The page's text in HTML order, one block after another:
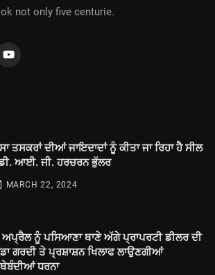
not only five centurie.
ਤਸਕਰਾਂ ਦੀਆਂ ਜਾਇਦਾਦਾਂ ਨੂੰ ਕੀਤਾ ਜਾ ਰਿਹਾ ਹੈ ਸੀਲ
ਆਈ. ਜੀ. ਹਰਚਰਨ ਭੁੱਲਰ
MARCH 22, 2024
ਅਪ੍ਰੈਲ ਨੂੰ ਪਸਿਆਣਾ ਥਾਣੇ ਅੱਗੇ ਪ੍ਰਾਪਰਟੀ ਡੀਲਰ ਦੀ
ਗਰਦੀ ਤੇ ਪ੍ਰਸ਼ਾਸ਼ਨ ਖਿਲਾਫ ਲਾਉਣਗੀਆਂ
ਧਰਨਾ